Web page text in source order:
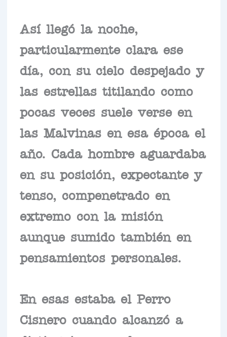
Así llegó la noche,
particularmente clara ese
día, con su cielo despejado y
las estrellas titilando como
pocas veces suele verse en
las Malvinas en esa época el
año. Cada hombre aguardaba
en su posición, expectante y
tenso, compenetrado en
extremo con la misión
aunque sumido también en
pensamientos personales.
En esas estaba el Perro
Cisnero cuando alcanzó a